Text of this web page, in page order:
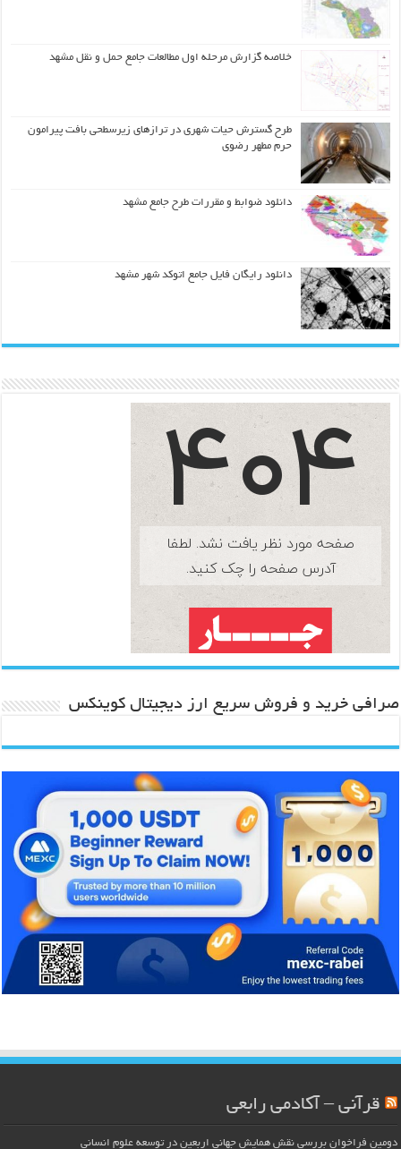
خلاصه گزارش مرحله اول مطالعات جامع حمل و نقل مشهد
طرح گسترش حیات شهري در ترازهاي زیرسطحی بافت پیرامون
حرم مطهر رضوي
دانلود ضوابط و مقررات طرح جامع مشهد
دانلود رایگان فایل جامع اتوکد شهر مشهد
صرافی خرید و فروش سریع ارز دیجیتال کوینکس
قرآنی – آکادمی رابعی
دومین فراخوان بررسی نقش همایش جهانی اربعین در توسعه علوم انسانی